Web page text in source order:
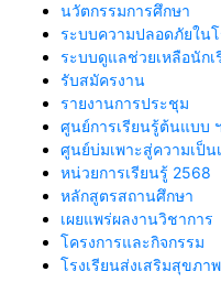
นวัตกรรมการศึกษา
ระบบความปลอดภัยในโ
ระบบดูแลช่วยเหลือนักเ
รับสมัครงาน
รายงานการประชุม
ศูนย์การเรียนรู้ต้นแบบ ฯ
ศูนย์บ่มเพาะสู่ความเป็
หน่วยการเรียนรู้ 2568
หลักสูตรสถานศึกษา
เผยแพร่ผลงานวิชาการ
โครงการและกิจกรรม
โรงเรียนส่งเสริมสุขภาพ